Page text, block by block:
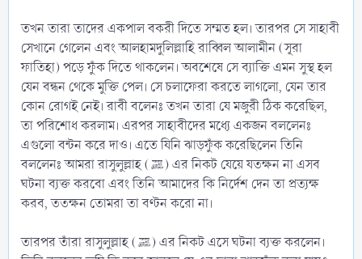
তখন তারা তাদের একপাল বকরী দিতে সম্মত হল। তারপর সে সাহাবী
সেখানে গেলেন এবং আলহামদুলিল্লাহি রাব্বিল আলামীন (সূরা
ফাতিহা) পড়ে ফুঁক দিতে থাকলেন। অবশেষে সে ব্যাক্তি এমন সুস্থ হল
যেন বন্ধন থেকে মুক্তি পেল। সে চলাফেরা করতে লাগলো, যেন তার
কোন রোগই নেই। রাবী বলেনঃ তখন তারা যে মজুরী ঠিক করেছিল,
তা পরিশোধ করলাম। এরপর সাহাবীদের মধ্যে একজন বললেনঃ
এগুলো বন্টন করে দাও। এতে যিনি ঝাড়ফুঁক করেছিলেন তিনি
বললেনঃ আমরা রাসুলুল্লাহ (ﷺ) এর নিকট যেয়ে যতক্ষন না এসব
ঘটনা ব্যক্ত করবো এবং তিনি আমাদের কি নির্দেশ দেন তা প্রত্যক্ষ
করব, ততক্ষন তোমরা তা বণ্টন করো না।
তারপর তাঁরা রাসুলুল্লাহ (ﷺ) এর নিকট এসে ঘটনা ব্যক্ত করলেন।